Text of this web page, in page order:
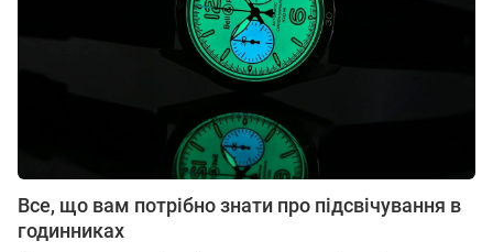
Все, що вам потрібно знати про підсвічування в
годинниках